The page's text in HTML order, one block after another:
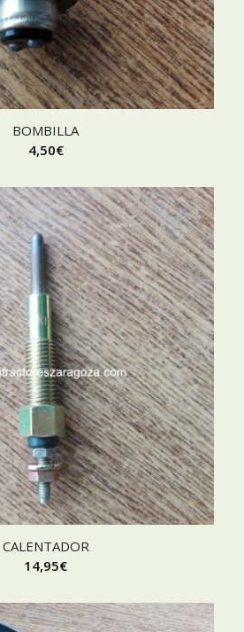
BOMBILLA
4,50€
CALENTADOR
14,95€